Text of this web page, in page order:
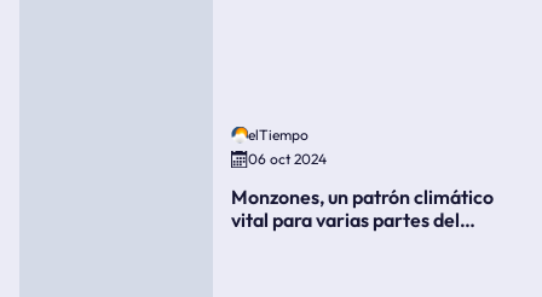
elTiempo
06 oct 2024
Monzones, un patrón climático
vital para varias partes del